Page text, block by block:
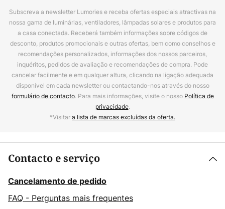
Subscreva a newsletter Lumories e receba ofertas especiais atractivas na
nossa gama de luminárias, ventiladores, lâmpadas solares e produtos para
a casa conectada. Receberá também informações sobre códigos de
desconto, produtos promocionais e outras ofertas, bem como conselhos e
recomendações personalizados, informações dos nossos parceiros,
inquéritos, pedidos de avaliação e recomendações de compra. Pode
cancelar facilmente e em qualquer altura, clicando na ligação adequada
disponível em cada newsletter ou contactando-nos através do nosso
formulário de contacto. Para mais informações, visite o nosso Política de
privacidade.
*Visitara lista de marcas excluídas da oferta.
Contacto e serviço
Cancelamento de pedido
FAQ - Perguntas mais frequentes